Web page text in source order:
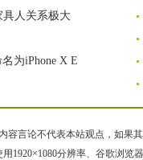
具人关系极大
为iPhone X E
容言论不代表本站观点，如果
1920×1080分辨率、谷歌浏览